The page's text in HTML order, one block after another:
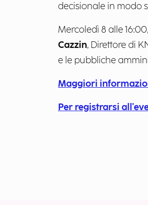
decisionale in modo
Mercoledì 8 alle
Cazzin, Direttore di
e le pubbliche
Maggiori
Per registrarsi